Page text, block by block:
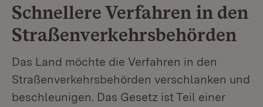
Schnellere Verfahren in den
Straßenverkehrsbehörden
Das Land möchte die Verfahren in den
Straßenverkehrsbehörden verschlanken und
beschleunigen. Das Gesetz ist Teil einer